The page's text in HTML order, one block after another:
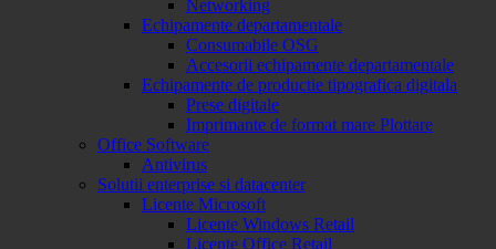
Networking
Echipamente departamentale
Consumabile OSG
Accesorii echipamente departamentale
Echipamente de productie tipografica digitala
Prese digitale
Imprimante de format mare Plottare
Office Software
Antivirus
Solutii enterprise si datacenter
Licente Microsoft
Licente Windows Retail
Licente Office Retail